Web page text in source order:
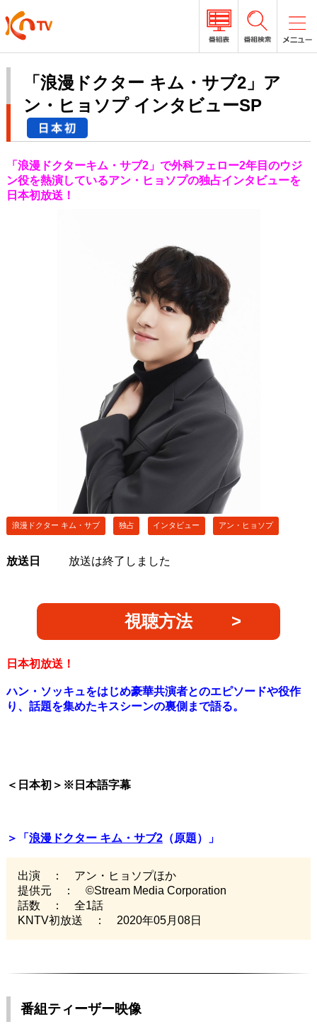
「浪漫ドクター キム・サブ2」ア
ン・ヒョソプ インタビューSP
「浪漫ドクターキム・サブ2」で外科フェロー2年目のウジ
ン役を熱演しているアン・ヒョソプの独占インタビューを
日本初放送！
浪漫ドクター キム・サブ 独占 インタビュー アン・ヒョソプ
放送日 放送は終了しました
視聴方法
日本初放送！
ハン・ソッキュをはじめ豪華共演者とのエピソードや役作
り、話題を集めたキスシーンの裏側まで語る。
＜日本初＞※日本語字幕
＞「 浪漫ドクター キム・サブ2（原題）」
出演 ： アン・ヒョソプほか
提供元 ： ©Stream Media Corporation
話数 ： 全1話
KNTV初放送 ： 2020年05月08日
番組ティーザー映像